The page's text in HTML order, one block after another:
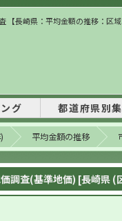
【長崎県：平均金額の推移：区
グ 都道府県別
平均金額の推移
調査(基準地価) [長崎県 (